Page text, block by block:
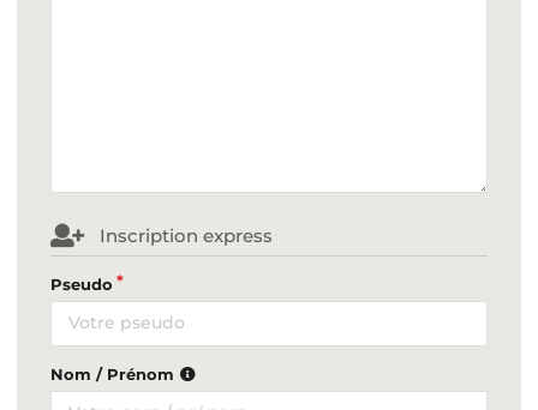
Inscription express
Pseudo
Nom / Prénom